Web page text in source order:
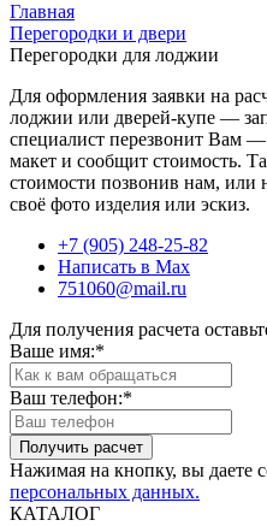
Главная
Перегородки и двери
Перегородки для лоджии
Для оформления заявки на
лоджии или дверей-купе —
специалист перезвонит Вам
макет и сообщит стоимость.
стоимости позвонив нам, или
своё фото изделия или эскиз.
+7 (905) 248-25-82
Написать в Max
751060@mail.ru
Для получения расчета
Ваше имя:*
Ваш телефон:*
Получить расчет
Нажимая на кнопку, вы даете
персональных данных.
КАТАЛОГ